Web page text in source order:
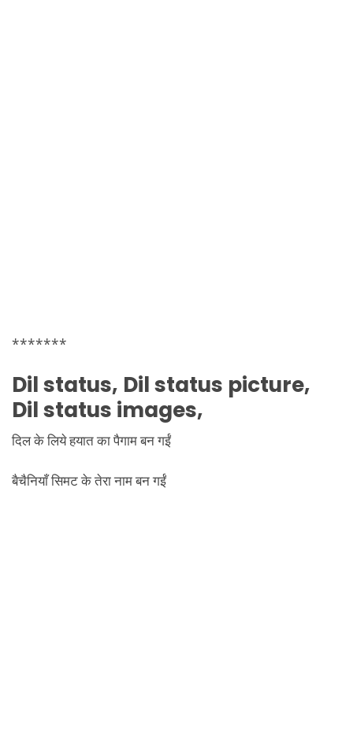
*******
Dil status, Dil status picture,
Dil status images,
दिल के लिये हयात का पैगाम बन गईं
बैचैनियाँ सिमट के तेरा नाम बन गईं